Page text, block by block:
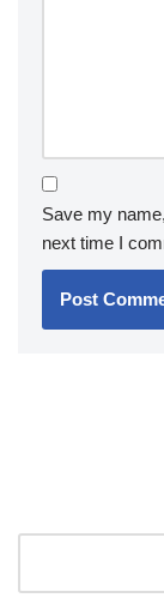
Save my
next time I